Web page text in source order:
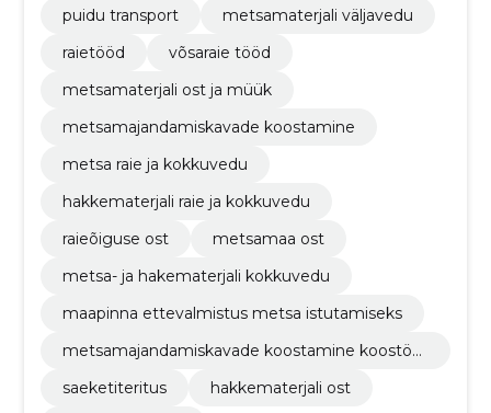
puidu transport
metsamaterjali väljavedu
raietööd
võsaraie tööd
metsamaterjali ost ja müük
metsamajandamiskavade koostamine
metsa raie ja kokkuvedu
hakkematerjali raie ja kokkuvedu
raieõiguse ost
metsamaa ost
metsa- ja hakematerjali kokkuvedu
maapinna ettevalmistus metsa istutamiseks
metsamajandamiskavade koostamine koostöö
saeketiteritus
hakkematerjali ost